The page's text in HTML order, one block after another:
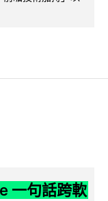
一句話跨軟